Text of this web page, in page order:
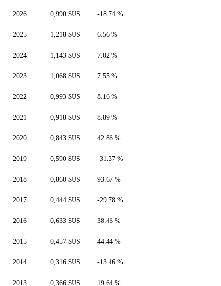
2026 0,990 $US -18.74 %
2025 1,218 $US 6.56 %
2024 1,143 $US 7.02 %
2023 1,068 $US 7.55 %
2022 0,993 $US 8.16 %
2021 0,918 $US 8.89 %
2020 0,843 $US 42.86 %
2019 0,590 $US -31.37 %
2018 0,860 $US 93.67 %
2017 0,444 $US -29.78 %
2016 0,633 $US 38.46 %
2015 0,457 $US 44.44 %
2014 0,316 $US -13.46 %
2013 0,366 $US 19.64 %